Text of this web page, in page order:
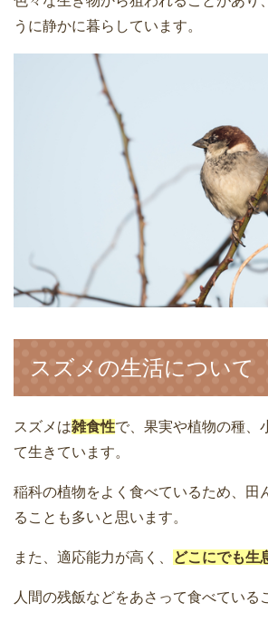
うに静かに暮らしています。
スズメの生活について
スズメは雑食性で、果実や植物の種、
て生きています。
稲科の植物をよく食べているため、田
ることも多いと思います。
また、適応能力が高く、 どこにでも生
人間の残飯などをあさって食べている